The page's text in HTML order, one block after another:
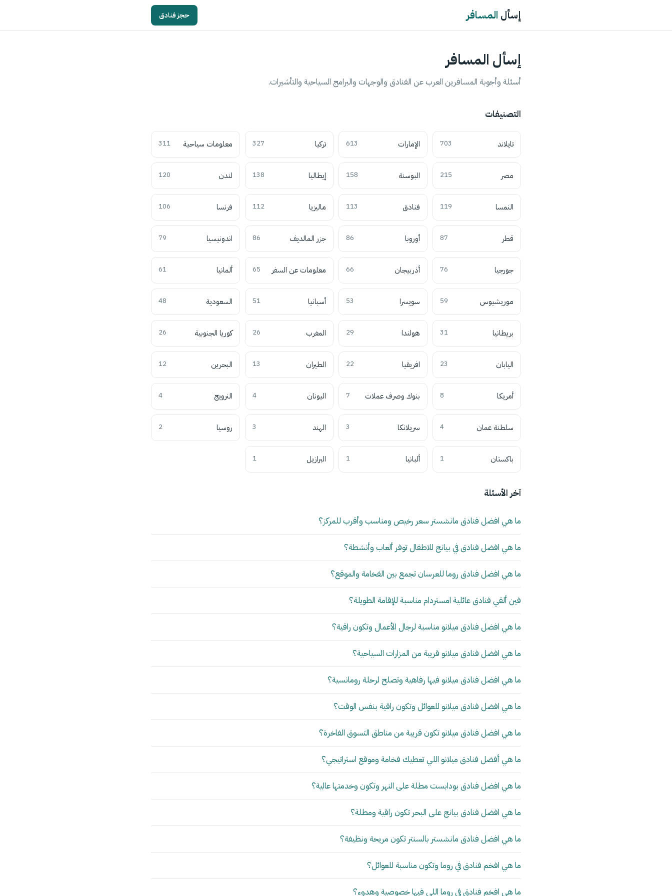
إسأل المسافر حجز فنادق
إسأل المسافر
أسئلة وأجوبة المسافرين العرب عن الفنادق والوجهات والبرامج السياحية والتأشيرات.
التصنيفات
تايلاند 703 الإمارات 613 تركيا 327 معلومات سياحية 311
مصر 215 البوسنة 158 إيطاليا 138 لندن 120
النمسا 119 فنادق 113 ماليزيا 112 فرنسا 106
قطر 87 أوروبا 86 جزر المالديف 86 اندونيسيا 79
جورجيا 76 أذربيجان 66 معلومات عن السفر 65 ألمانيا 61
موريشيوس 59 سويسرا 53 أسبانيا 51 السعودية 48
بريطانيا 31 هولندا 29 المغرب 26 كوريا الجنوبية 26
اليابان 23 افريقيا 22 الطيران 13 البحرين 12
أمريكا 8 بنوك وصرف عملات 7 اليونان 4 النرويج 4
سلطنة عمان 4 سريلانكا 3 الهند 3 روسيا 2
باكستان 1 ألبانيا 1 البرازيل 1
آخر الأسئلة
ما هي افضل فنادق مانشستر سعر رخيص ومناسب وأقرب للمركز؟
ما هي افضل فنادق في بيانج للاطفال توفر ألعاب وأنشطة؟
ما هي افضل فنادق روما للعرسان تجمع بين الفخامة والموقع؟
فين ألقي فنادق عائلية امستردام مناسبة للإقامة الطويلة؟
ما هي افضل فنادق ميلانو مناسبة لرجال الأعمال وتكون راقية؟
ما هي افضل فنادق ميلانو قريبة من المزارات السياحية؟
ما هي افضل فنادق ميلانو فيها رفاهية وتصلح لرحلة رومانسية؟
ما هي افضل فنادق ميلانو للعوائل وتكون راقية بنفس الوقت؟
ما هي افضل فنادق ميلانو تكون قريبة من مناطق التسوق الفاخرة؟
ما هي أفضل فنادق ميلانو اللي تعطيك فخامة وموقع استراتيجي؟
ما هي افضل فنادق بودابست مطلة على النهر وتكون وخدمتها عالية؟
ما هي افضل فنادق بيانج على البحر تكون راقية ومطلة؟
ما هي افضل فنادق مانشستر بالسنتر تكون مريحة ونظيفة؟
ما هي افخم فنادق في روما وتكون مناسبة للعوائل؟
ما هي افخم فنادق في روما اللي فيها خصوصية وهدوء؟